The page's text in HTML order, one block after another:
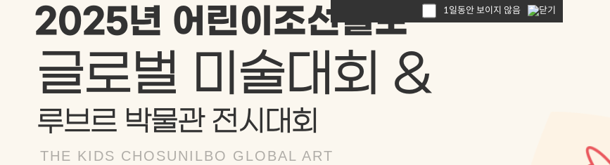
1일동안 보이지 않음
2025년 어린이조선일보
글로벌 미술대회 &
루브르 박물관 전시대회
THE KIDS CHOSUNILBO GLOBAL ART